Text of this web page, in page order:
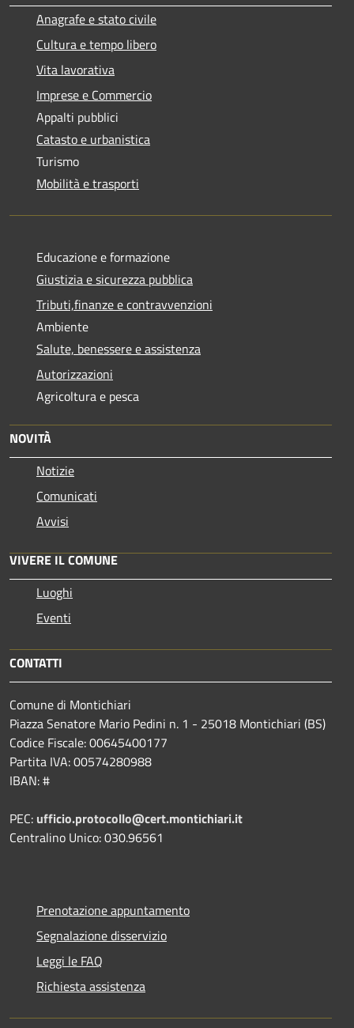
Anagrafe e stato civile
Cultura e tempo libero
Vita lavorativa
Imprese e Commercio
Appalti pubblici
Catasto e urbanistica
Turismo
Mobilità e trasporti
Educazione e formazione
Giustizia e sicurezza pubblica
Tributi,finanze e contravvenzioni
Ambiente
Salute, benessere e assistenza
Autorizzazioni
Agricoltura e pesca
NOVITÀ
Notizie
Comunicati
Avvisi
VIVERE IL COMUNE
Luoghi
Eventi
CONTATTI
Comune di Montichiari
Piazza Senatore Mario Pedini n. 1 - 25018 Montichiari (BS)
Codice Fiscale: 00645400177
Partita IVA: 00574280988
IBAN: #
PEC: ufficio.protocollo@cert.montichiari.it
Centralino Unico: 030.96561
Prenotazione appuntamento
Segnalazione disservizio
Leggi le FAQ
Richiesta assistenza